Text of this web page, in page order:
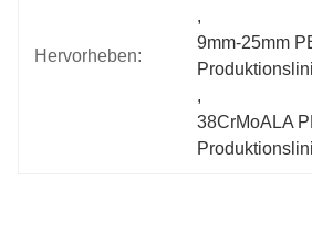
Hervorheben:
,
9mm-25mm
,
38CrMoALA